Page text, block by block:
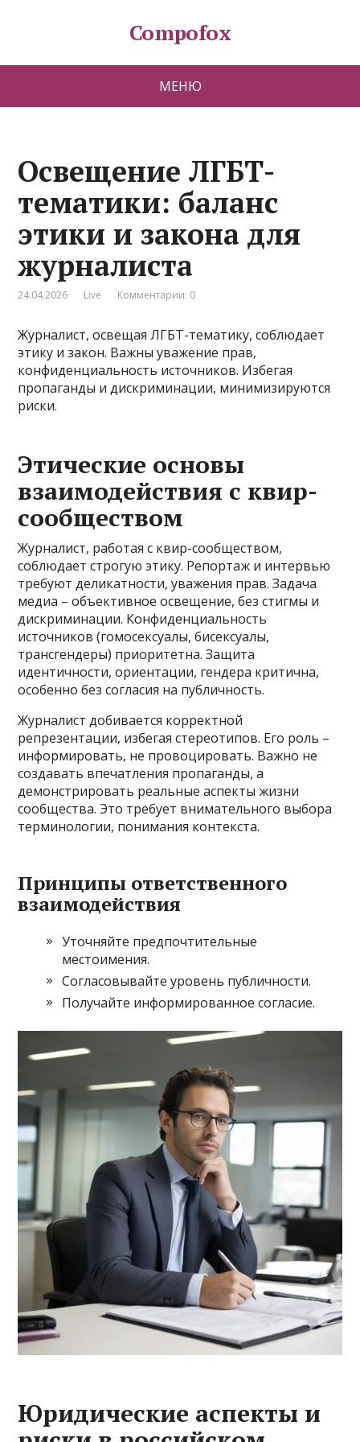
Compofox
МЕНЮ
Освещение ЛГБТ-
тематики: баланс
этики и закона для
журналиста
24.04.2026 Live Комментарии: 0
Журналист, освещая ЛГБТ-тематику, соблюдает
этику и закон. Важны уважение прав,
конфиденциальность источников. Избегая
пропаганды и дискриминации, минимизируются
риски.
Этические основы
взаимодействия с квир-
сообществом
Журналист, работая с квир-сообществом,
соблюдает строгую этику. Репортаж и интервью
требуют деликатности, уважения прав. Задача
медиа – объективное освещение, без стигмы и
дискриминации. Конфиденциальность
источников (гомосексуалы, бисексуалы,
трансгендеры) приоритетна. Защита
идентичности, ориентации, гендера критична,
особенно без согласия на публичность.
Журналист добивается корректной
репрезентации, избегая стереотипов. Его роль –
информировать, не провоцировать. Важно не
создавать впечатления пропаганды, а
демонстрировать реальные аспекты жизни
сообщества. Это требует внимательного выбора
терминологии, понимания контекста.
Принципы ответственного
взаимодействия
Уточняйте предпочтительные
местоимения.
Согласовывайте уровень публичности.
Получайте информированное согласие.
Юридические аспекты и